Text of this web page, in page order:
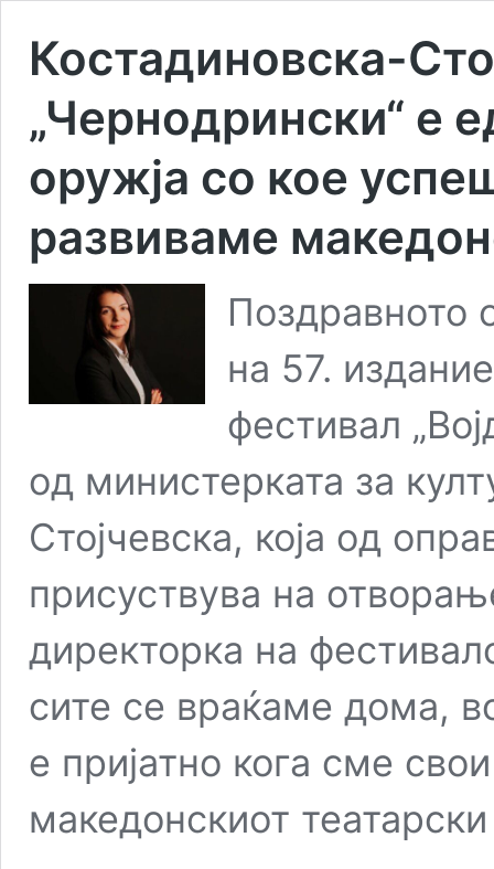
Костадиновска-
„Чернодрински“ е
оружја со кое
развиваме
Поздравното
на 57.
фестивал
од министерката за
Стојчевска, која од
присуствува на
директорка на
сите се враќаме дома,
е пријатно кога сме
македонскиот